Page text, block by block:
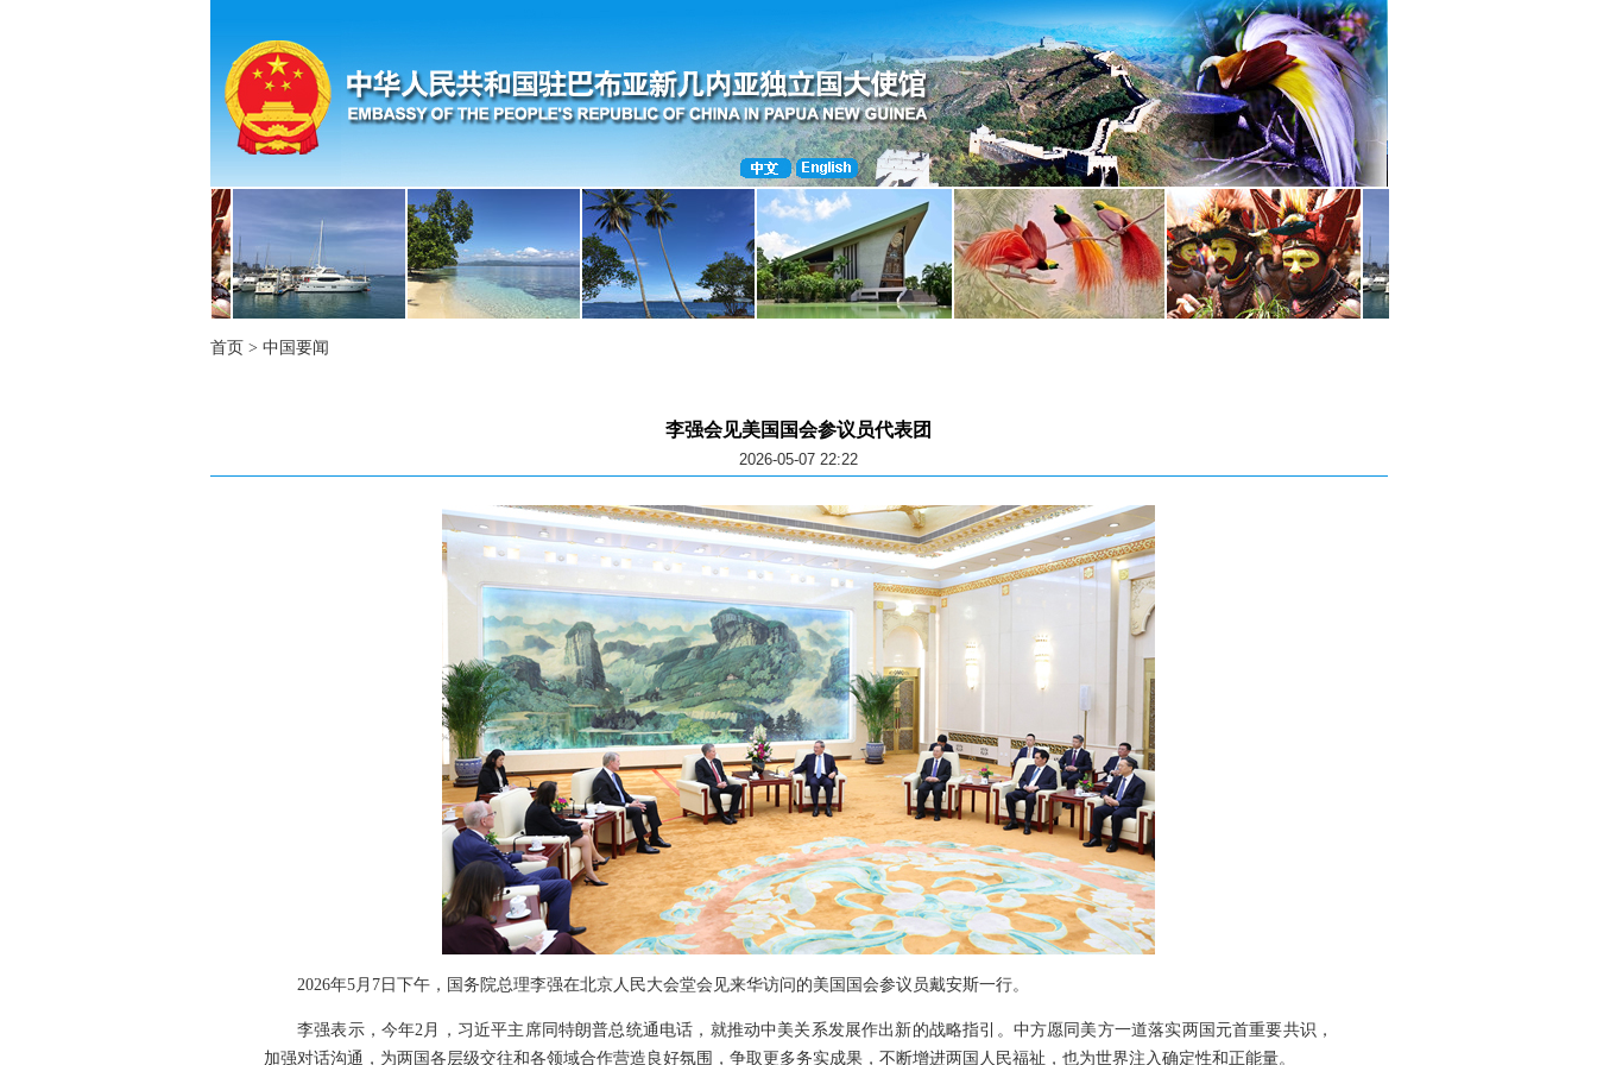
首页 > 中国要闻
李强会见美国国会参议员代表团
2026-05-07 22:22
2026年5月7日下午，国务院总理李强在北京人民大会堂会见来华访问的美国国会参议员戴安斯一行。
李强表示，今年2月，习近平主席同特朗普总统通电话，就推动中美关系发展作出新的战略指引。中方愿同美方一道落实两国元首重要共识，
加强对话沟通，为两国各层级交往和各领域合作营造良好氛围，争取更多务实成果，不断增进两国人民福祉，也为世界注入确定性和正能量。